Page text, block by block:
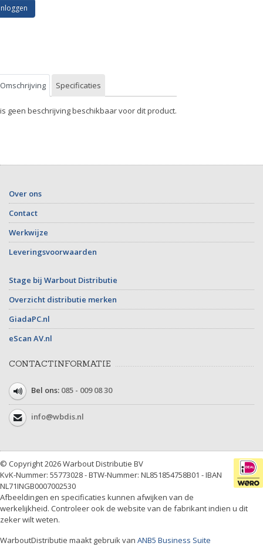
Omschrijving Specificaties
geen beschrijving beschikbaar voor dit product.
Over ons
Contact
Werkwijze
Leveringsvoorwaarden
Stage bij Warbout Distributie
Overzicht distributie merken
GiadaPC.nl
eScan AV.nl
CONTACTINFORMATIE
Bel ons: 085 - 009 08 30
info@wbdis.nl
© Copyright 2026 Warbout Distributie BV
KvK-Nummer: 55773028 - BTW-Nummer: NL851854758B01 - IBAN
NL71INGB0007002530
Afbeeldingen en specificaties kunnen afwijken van de
werkelijkheid. Controleer ook de website van de fabrikant indien u dit
zeker wilt weten.
WarboutDistributie maakt gebruik van ANB5 Business Suite